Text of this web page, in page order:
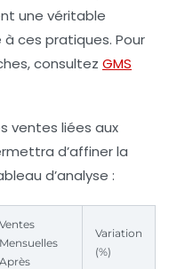
une véritable
à ces pratiques. Pour
consultez GMS
ventes liées aux
d’affiner la
d’analyse :
Ventes
Mensuelles
Après
Variation
(%)